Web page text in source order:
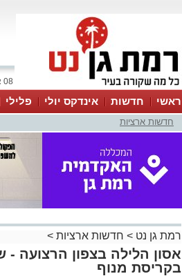
08 אוגוסט 2026 / 01:51
ראשי חדשות אינדקס יולי פלילי
ווטסאפ
חדשות ארציות
רמת גן נט > חדשות ארציות >
אסון הלילה בצפון הרצועה -
בקריסת מנוף